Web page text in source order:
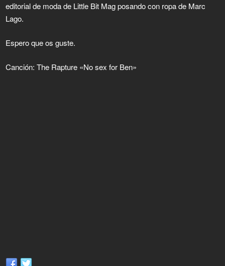
editorial de moda de Little Bit Mag posando con ropa de Marc
Lago.
Espero que os guste.
Canción: The Rapture «No sex for Ben»